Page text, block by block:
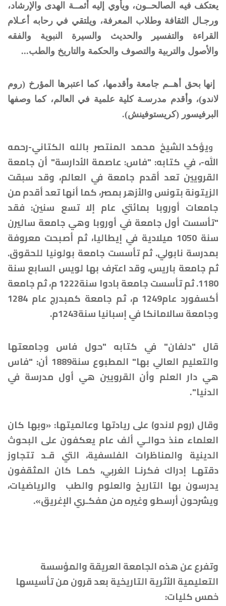
يعتكف فيه الصالحــون، ويأوي إليه أئمــة الهدى والإرشاد،
ورجـال الثقافة وطلاب المعرفة، ويلتقي في رحابه أعـلام
القراءة والتفسير والحديث والسيرة النبوية والفقه
والأصول والتربية والتصوف والحكمة والتاريخ والطب...
إنها بحق أهــم جامعة وأقدمها، كما اعتبرها المؤرخ (روم
لاندو)، وأقدم مدرسـة كلية علمية في العالم، كما وصفها
البرفيسور (كريستوفينش).
ويؤكد الشيخ محمد المنتصر بالله الكتاني-رحمه
الله-، في كتابه: "فاس: عاصمة الأدارسة" أن جامعة
القرويين تعد أقدم جامعة في العالم، وقد سبقت
الزيتونة بتونس والأزهر بمصر، كما أنها تعد أقدم من
جامعات أوروبا بمائتي عام إلا تسع سنين: فقد
"تأسست أول جامعة في أوروبا وهي جامعة ساليرن
سنة 1050 ميلادية في إيطاليا، ثم أصبحت معروفة
بمدرسة نابولي. ثم تأسست جامعة بولونيا للحقوق.
ثم جامعة باريس، وقد اعترف بها لويس السابع سنة
1180. ثم تأسست جامعة بادوا سنة1222 م، ثم جامعة
أكسفورد عام1249 م، ثم جامعة كمبدرج عام 1284
وجامعة سالامانكا في إسبانيا سنة1243م.
قال "دلفان" في كتابه "حول فاس وجامعتها
والتعليم العالي بها" المطبوع سنة1889 أن: "فاس
هي دار العلم وأن القرويين هي أول مدرسة في
الدنيا".
وقال (روم لاندو) على ريادتها وعالميتها: «وبها كان
العلماء منذ حوالـي ألف عام يعكفون على البحوث
الدينية والمناظرات الفلسفية، التي قـد تتجاوز
دقتهـا إدراك فكرنـا الغربي، كمـا كان المثقفون
يدرسون بها التاريخ والعلوم والطب والرياضيات،
ويشرحون أرسطو وغيره من مفكـري الإغريق».
وتفرع عن هذه الجامعة العريقة والمؤسسة
التعليمية الأثرية التاريخية بعد قرون من تأسيسها
خمس كليات: